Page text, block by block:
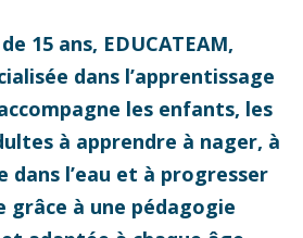
15 ans, EDUCATEAM,
dans l’apprentissage
les enfants, les
à apprendre à nager, à
dans l’eau et à progresser
grâce à une pédagogie